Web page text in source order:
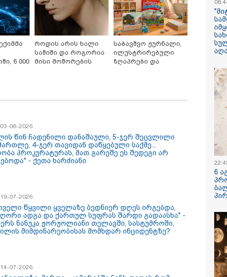
თითქოსდა მისი
გიგა
იჩენდა მის
რითაც
წააქეზა" -
19:33 / 06-08-
რა სასჯელი
იმნაძეს? -
ბრალდება
08-2026
საქმეზე
და ანასტასია
15:54 / 06-08-
"ბრალი
-
სრულიად
ბავშვის
ავალიანის
დაკავებული
კატეგორიის ყველა სიახლე
6 000
როდის არის ხალი
საშიში და როგორია
მისი მოშორების
საბავშვო ჟურნალი,
ილუსტრირებული
ზღაპრები და
08-2026
წინ ჩადენილი დანაშაული, 5-ჯერ შეცვლილი
4-ჯერ თავიდან დაწყებული საქმე...
პროკურატურას, მათ გარეშე ეს შედეგი არ
- ქეთა ხარძიანი
07-2026
წყვილი ყველაზე ბედნიერ დღეს ირგებდა,
ადგა და ქართულ სუფრას შარდი გადაასხა" -
ნანუკა ჟორჟოლიანი თელავში, სასტუმროში,
მიმდინარეობისას მომხდარ ინციდენტზე?
07-2026
6